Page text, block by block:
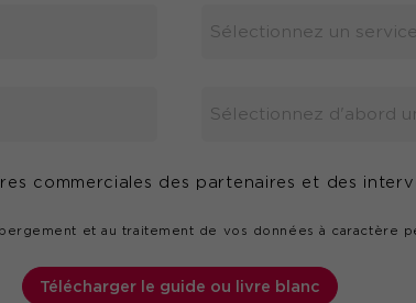
commerciales des partenaires et des
et au traitement de vos données à caractère
Télécharger le guide ou livre blanc